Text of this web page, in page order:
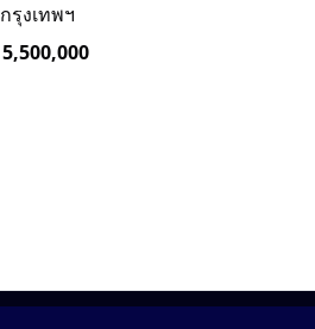
กรุงเทพฯ
5,500,000